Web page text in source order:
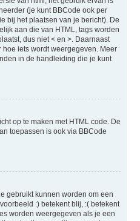
(je kunt BBCode ook per
bij het plaatsen van je bericht). De
aan die van HTML, tags worden
dus niet < en >. Daarnaast
iets wordt weergegeven. Meer
in de handleiding die je kunt
op te maken met HTML code. De
toepassen is ook via BBCode
gebruikt kunnen worden om een
:) betekent blij, :( betekent
worden weergegeven als je een